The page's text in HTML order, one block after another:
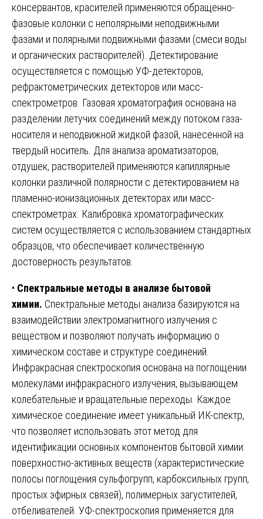
консервантов, красителей применяются обращенно-
фазовые колонки с неполярными неподвижными
фазами и полярными подвижными фазами (смеси воды
и органических растворителей). Детектирование
осуществляется с помощью УФ-детекторов,
рефрактометрических детекторов или масс-
спектрометров. Газовая хроматография основана на
разделении летучих соединений между потоком газа-
носителя и неподвижной жидкой фазой, нанесенной на
твердый носитель. Для анализа ароматизаторов,
отдушек, растворителей применяются капиллярные
колонки различной полярности с детектированием на
пламенно-ионизационных детекторах или масс-
спектрометрах. Калибровка хроматографических
систем осуществляется с использованием стандартных
образцов, что обеспечивает количественную
достоверность результатов.
• Спектральные методы в анализе бытовой
химии. Спектральные методы анализа базируются на
взаимодействии электромагнитного излучения с
веществом и позволяют получать информацию о
химическом составе и структуре соединений.
Инфракрасная спектроскопия основана на поглощении
молекулами инфракрасного излучения, вызывающем
колебательные и вращательные переходы. Каждое
химическое соединение имеет уникальный ИК-спектр,
что позволяет использовать этот метод для
идентификации основных компонентов бытовой химии:
поверхностно-активных веществ (характеристические
полосы поглощения сульфогрупп, карбоксильных групп,
простых эфирных связей), полимерных загустителей,
отбеливателей. УФ-спектроскопия применяется для